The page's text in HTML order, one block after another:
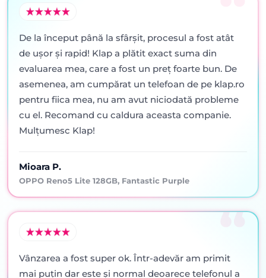
De la început până la sfârșit, procesul a fost atât
de ușor și rapid! Klap a plătit exact suma din
evaluarea mea, care a fost un preț foarte bun. De
asemenea, am cumpărat un telefoan de pe klap.ro
pentru fiica mea, nu am avut niciodată probleme
cu el. Recomand cu caldura aceasta companie.
Mulțumesc Klap!
Mioara P.
OPPO Reno5 Lite 128GB, Fantastic Purple
Vânzarea a fost super ok. Într-adevăr am primit
mai puţin dar este şi normal deoarece telefonul a